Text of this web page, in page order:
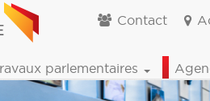
Contact
parlementaires